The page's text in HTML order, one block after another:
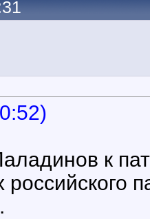
к
российского